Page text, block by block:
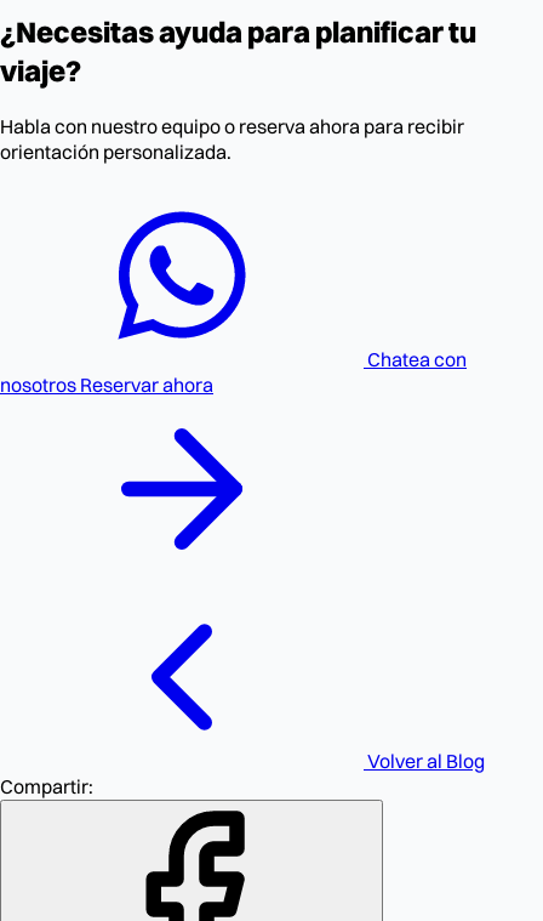
¿Necesitas ayuda para planificar tu
viaje?
Habla con nuestro equipo o reserva ahora para recibir
orientación personalizada.
Chatea con
nosotros Reservar ahora
Volver al Blog
Compartir: